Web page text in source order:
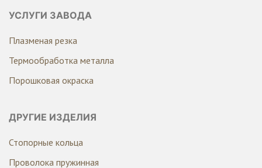
УСЛУГИ ЗАВОДА
Плазменая резка
Термообработка металла
Порошковая окраска
ДРУГИЕ ИЗДЕЛИЯ
Стопорные кольца
Проволока пружинная